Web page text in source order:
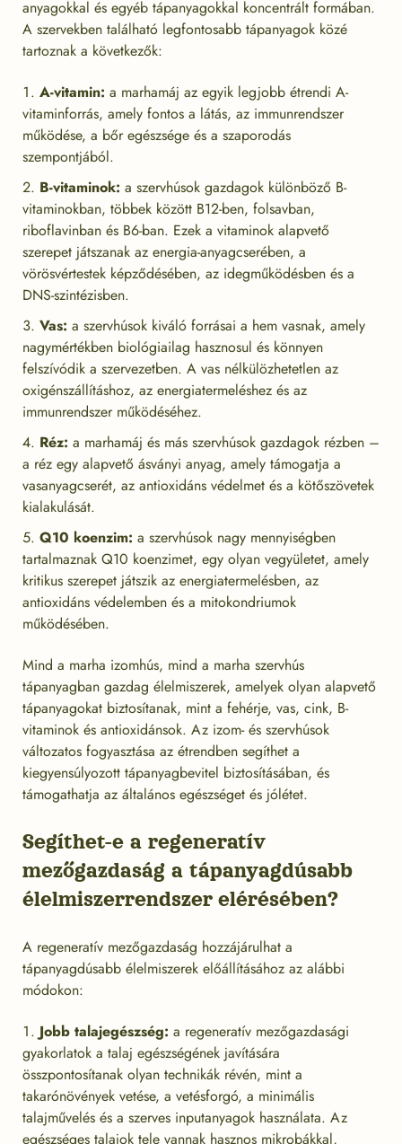
anyagokkal és egyéb tápanyagokkal koncentrált formában.
A szervekben található legfontosabb tápanyagok közé
tartoznak a következők:
A-vitamin: a marhamáj az egyik legjobb étrendi A-
vitaminforrás, amely fontos a látás, az immunrendszer
működése, a bőr egészsége és a szaporodás
szempontjából.
B-vitaminok: a szervhúsok gazdagok különböző B-
vitaminokban, többek között B12-ben, folsavban,
riboflavinban és B6-ban. Ezek a vitaminok alapvető
szerepet játszanak az energia-anyagcserében, a
vörösvértestek képződésében, az idegműködésben és a
DNS-szintézisben.
Vas: a szervhúsok kiváló forrásai a hem vasnak, amely
nagymértékben biológiailag hasznosul és könnyen
felszívódik a szervezetben. A vas nélkülözhetetlen az
oxigénszállításhoz, az energiatermeléshez és az
immunrendszer működéséhez.
Réz: a marhamáj és más szervhúsok gazdagok rézben –
a réz egy alapvető ásványi anyag, amely támogatja a
vasanyagcserét, az antioxidáns védelmet és a kötőszövetek
kialakulását.
Q10 koenzim: a szervhúsok nagy mennyiségben
tartalmaznak Q10 koenzimet, egy olyan vegyületet, amely
kritikus szerepet játszik az energiatermelésben, az
antioxidáns védelemben és a mitokondriumok
működésében.
Mind a marha izomhús, mind a marha szervhús
tápanyagban gazdag élelmiszerek, amelyek olyan alapvető
tápanyagokat biztosítanak, mint a fehérje, vas, cink, B-
vitaminok és antioxidánsok. Az izom- és szervhúsok
változatos fogyasztása az étrendben segíthet a
kiegyensúlyozott tápanyagbevitel biztosításában, és
támogathatja az általános egészséget és jólétet.
Segíthet-e a regeneratív
mezőgazdaság a tápanyagdúsabb
élelmiszerrendszer elérésében?
A regeneratív mezőgazdaság hozzájárulhat a
tápanyagdúsabb élelmiszerek előállításához az alábbi
módokon:
Jobb talajegészség: a regeneratív mezőgazdasági
gyakorlatok a talaj egészségének javítására
összpontosítanak olyan technikák révén, mint a
takarónövények vetése, a vetésforgó, a minimális
talajművelés és a szerves inputanyagok használata. Az
egészséges talajok tele vannak hasznos mikrobákkal,